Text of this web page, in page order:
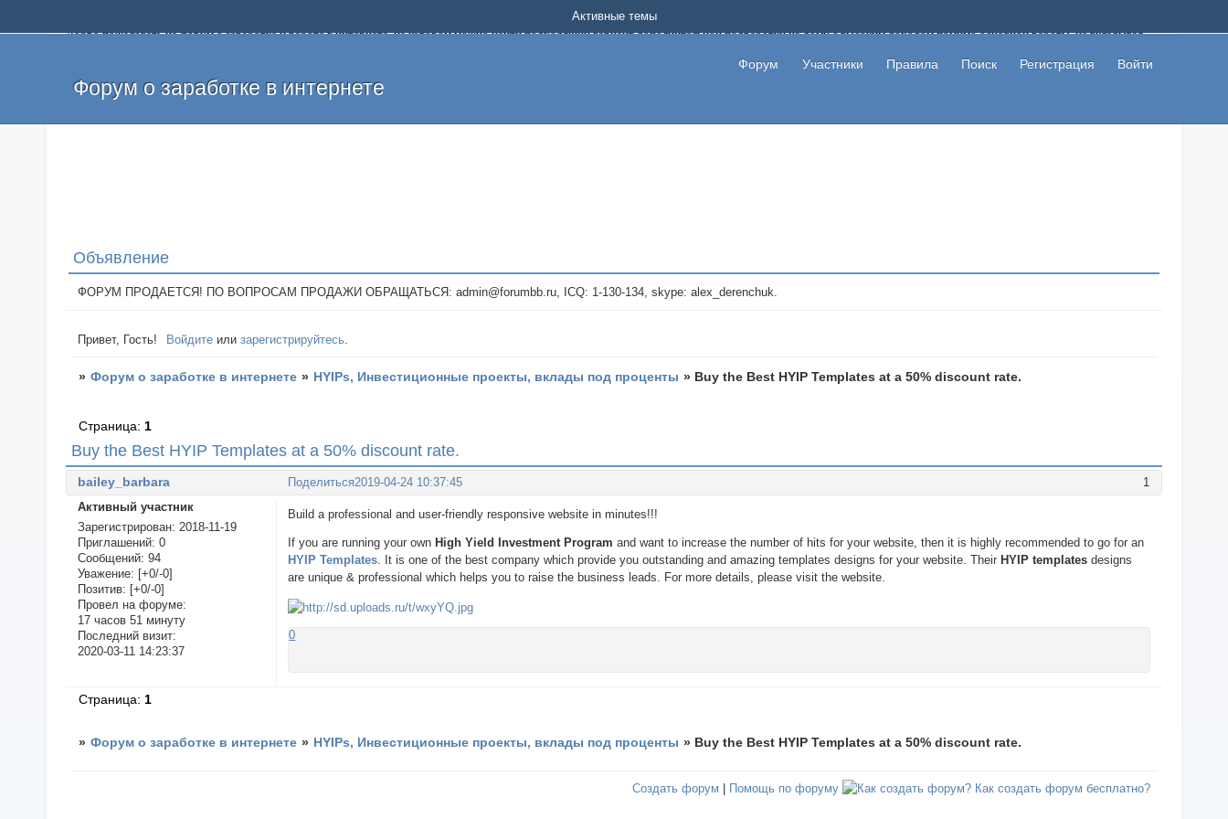
Добро пожаловать на форум о заработке и работе в интернете, на котором можно найти подходящий вариант дополнительной подработки на дому с высоким доходом помимо основной работы, не вкладывая
и оставлять свои отзывы. Если вы знаете, что определенный проект или сайт не платит, то указывайте в теме что это лохотрон, чтобы другие пользователи не попались на развод. Вы сможете начать зарабатывать
легкие деньги без вложений и регистрации уже сегодня. Создавайте новые темы, размещайте объявления со своими пригласительными ссылками и первая прибыль не заставит себя долго ждать.
Форум о заработке в интернете
Форум Участники Правила Поиск Регистрация Войти
Активные темы
Объявление
ФОРУМ ПРОДАЕТСЯ! ПО ВОПРОСАМ ПРОДАЖИ ОБРАЩАТЬСЯ: admin@forumbb.ru, ICQ: 1-130-134, skype: alex_derenchuk.
Привет, Гость! Войдите илизарегистрируйтесь.
» Форум о заработке в интернете » HYIPs, Инвестиционные проекты, вклады под проценты » Buy the Best HYIP Templates at a 50% discount rate.
Buy the Best HYIP Templates at a 50% discount rate.
Страница: 1
Поделиться 1
2019-04-24 10:37:45
bailey_barbara
Активный участник
Зарегистрирован: 2018-11-19
Приглашений: 0
Сообщений: 94
Уважение: [+0/-0]
Позитив: [+0/-0]
Провел на форуме:
17 часов 51 минуту
Последний визит:
2020-03-11 14:23:37
Build a professional and user-friendly responsive website in minutes!!!
If you are running your own High Yield Investment Program and want to increase the number of hits for your website, then it is highly recommended to go for an
HYIP Templates. It is one of the best company which provide you outstanding and amazing templates designs for your website. Their HYIP templates designs
are unique & professional which helps you to raise the business leads. For more details, please visit the website.
0
Страница: 1
» Форум о заработке в интернете » HYIPs, Инвестиционные проекты, вклады под проценты » Buy the Best HYIP Templates at a 50% discount rate.
Создать форум Помощь по форуму